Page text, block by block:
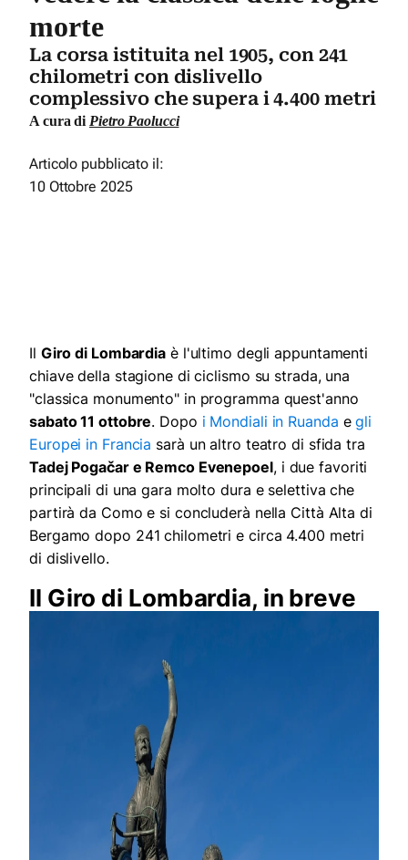
morte
La corsa istituita nel 1905, con 241
chilometri con dislivello
complessivo che supera i 4.400 metri
A cura di Pietro Paolucci
Articolo pubblicato il:
10 Ottobre 2025
Il Giro di Lombardia è l'ultimo degli appuntamenti
chiave della stagione di ciclismo su strada, una
"classica monumento" in programma quest'anno
sabato 11 ottobre. Dopo i Mondiali in Ruanda egli
Europei in Francia sarà un altro teatro di sfida tra
Tadej Pogačar e Remco Evenepoel, i due favoriti
principali di una gara molto dura e selettiva che
partirà da Como e si concluderà nella Città Alta di
Bergamo dopo 241 chilometri e circa 4.400 metri
di dislivello.
Il Giro di Lombardia, in breve